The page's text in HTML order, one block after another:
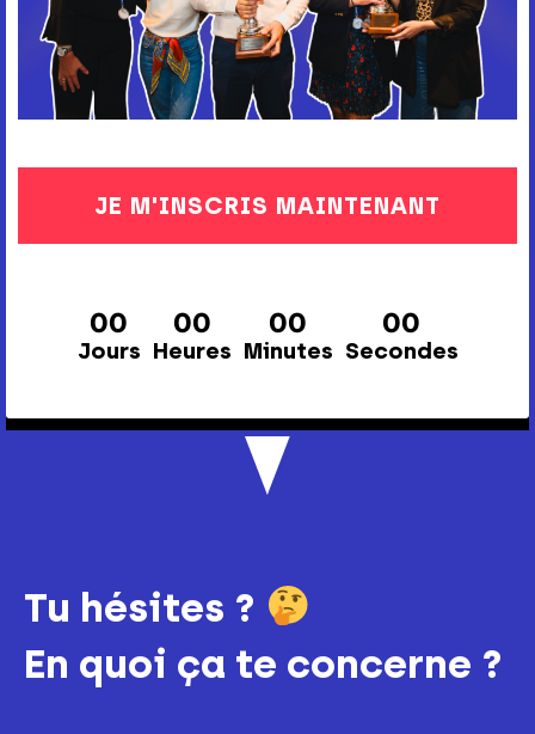
JE M'INSCRIS MAINTENANT
00
Jours
00
Heures
00
Minutes
00
Secondes
Tu hésites ?
En quoi ça te concerne ?